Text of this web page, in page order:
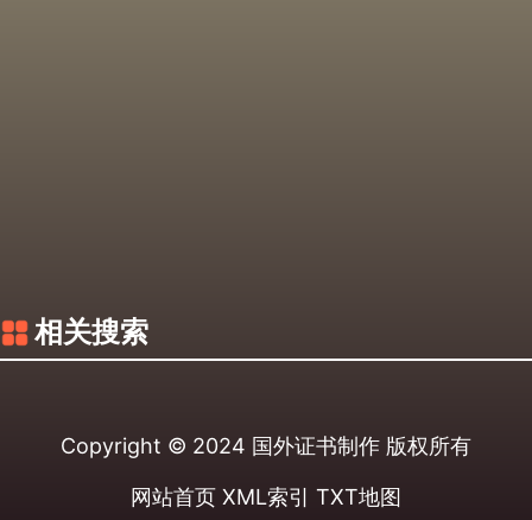
相关搜索
Copyright © 2024 国外证书制作 版权所有
网站首页 XML索引 TXT地图